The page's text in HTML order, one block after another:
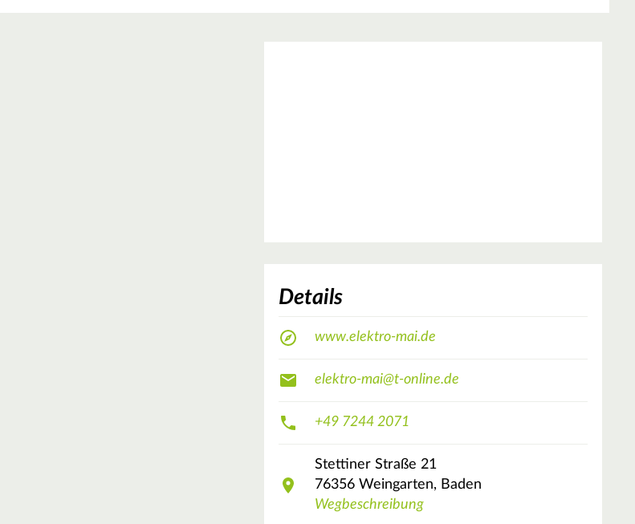
Details
www.elektro-mai.de
elektro-mai@t-online.de
+49 7244 2071
Stettiner Straße 21
76356 Weingarten, Baden
Wegbeschreibung